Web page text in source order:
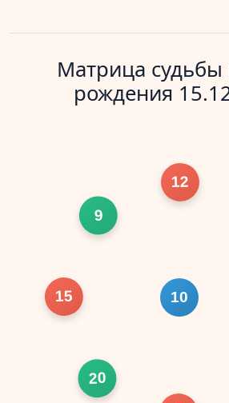
Матрица судьбы
рождения
15
12
9
20
10